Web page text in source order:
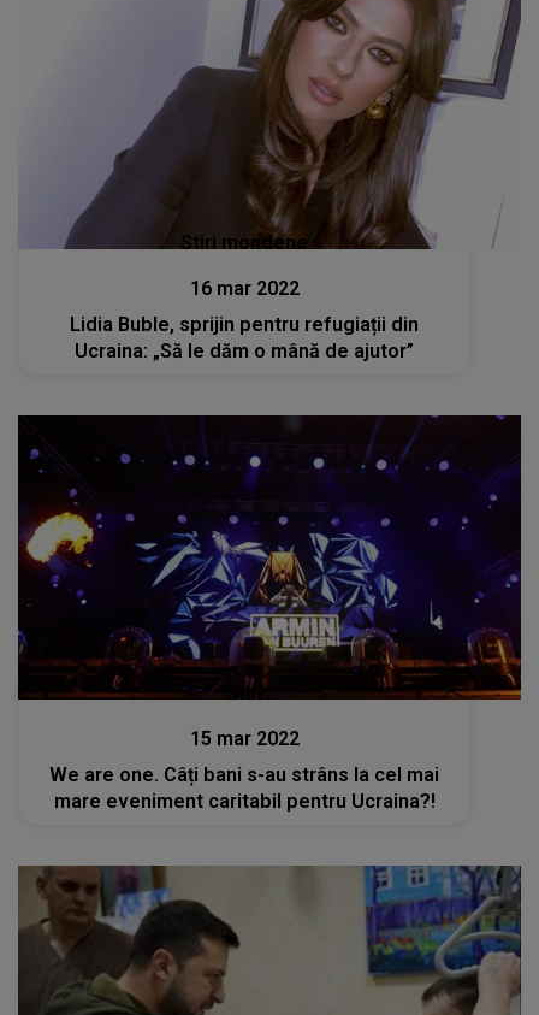
Stiri mondene
16 mar 2022
Lidia Buble, sprijin pentru refugiații din
Ucraina: „Să le dăm o mână de ajutor”
Stiri
15 mar 2022
We are one. Câți bani s-au strâns la cel mai
mare eveniment caritabil pentru Ucraina?!